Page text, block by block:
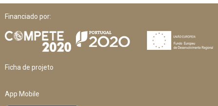
Financiado por:
Ficha de projeto
App Mobile